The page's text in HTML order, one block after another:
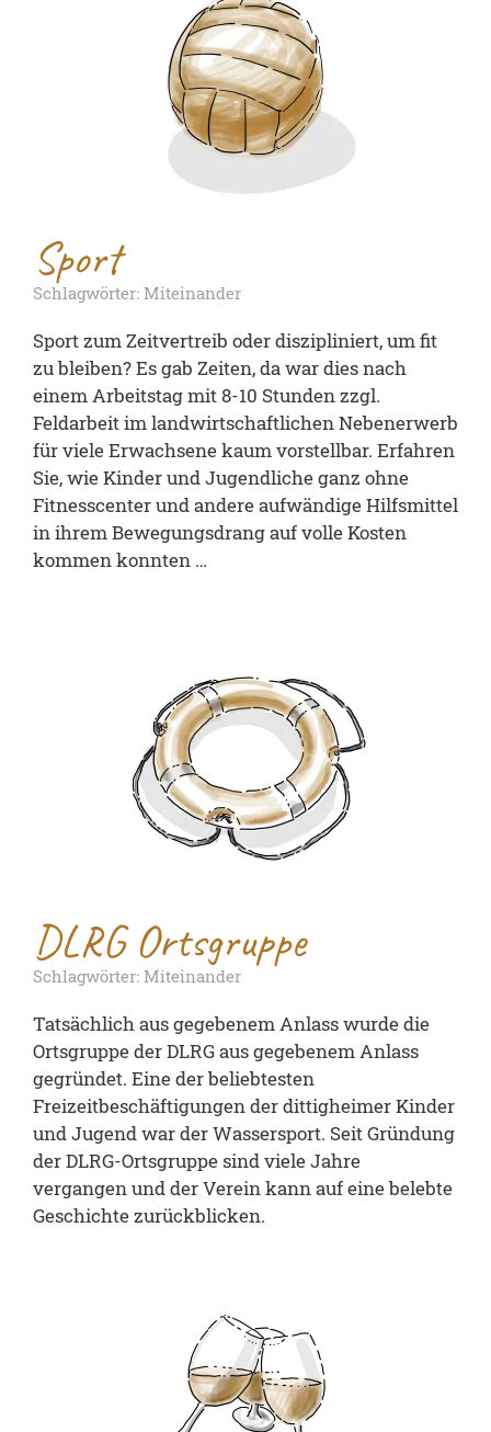
Sport
Schlagwörter: Miteinander
Sport zum Zeitvertreib oder diszipliniert, um fit
zu bleiben? Es gab Zeiten, da war dies nach
einem Arbeitstag mit 8-10 Stunden zzgl.
Feldarbeit im landwirtschaftlichen Nebenerwerb
für viele Erwachsene kaum vorstellbar. Erfahren
Sie, wie Kinder und Jugendliche ganz ohne
Fitnesscenter und andere aufwändige Hilfsmittel
in ihrem Bewegungsdrang auf volle Kosten
kommen konnten …
DLRG Ortsgruppe
Schlagwörter: Miteinander
Tatsächlich aus gegebenem Anlass wurde die
Ortsgruppe der DLRG aus gegebenem Anlass
gegründet. Eine der beliebtesten
Freizeitbeschäftigungen der dittigheimer Kinder
und Jugend war der Wassersport. Seit Gründung
der DLRG-Ortsgruppe sind viele Jahre
vergangen und der Verein kann auf eine belebte
Geschichte zurückblicken.